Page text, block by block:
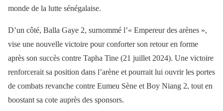
monde de la lutte sénégalaise.
D’un côté, Balla Gaye 2, surnommé l’« Empereur des arènes »,
vise une nouvelle victoire pour conforter son retour en forme
après son succès contre Tapha Tine (21 juillet 2024). Une victoire
renforcerait sa position dans l’arène et pourrait lui ouvrir les portes
de combats revanche contre Eumeu Sène et Boy Niang 2, tout en
boostant sa cote auprès des sponsors.